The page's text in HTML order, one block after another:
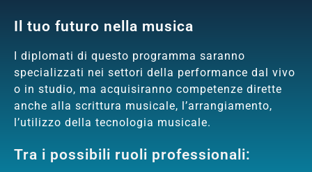
Il tuo futuro nella musica
I diplomati di questo programma saranno
specializzati nei settori della performance dal vivo
o in studio, ma acquisiranno competenze dirette
anche alla scrittura musicale, l’arrangiamento,
l’utilizzo della tecnologia musicale.
Tra i possibili ruoli professionali: